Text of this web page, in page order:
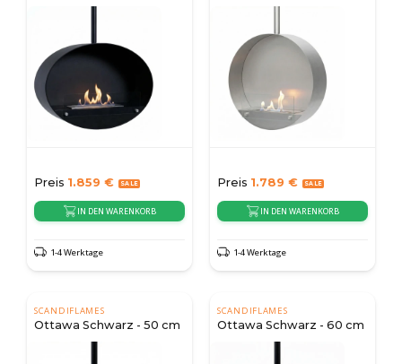
Preis 1.859 €
IN DEN WARENKORB
1-4 Werktage
Preis 1.789 €
IN DEN WARENKORB
1-4 Werktage
SCANDIFLAMES
Ottawa Schwarz - 50 cm
SCANDIFLAMES
Ottawa Schwarz - 60 cm